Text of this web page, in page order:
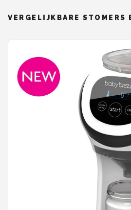
VERGELIJKBARE STOMERS